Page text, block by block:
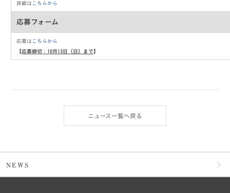
詳細は こちらから
応募フォーム
応募は こちらから
【応募締切：10月13日（日）まで】
ニュース一覧へ戻る
NEWS